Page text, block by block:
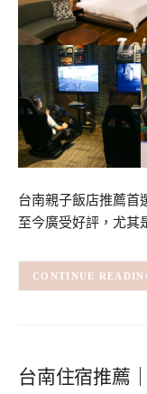
台南親子飯店推薦首
至今廣受好評，尤
CONTINUE
台南住宿推薦